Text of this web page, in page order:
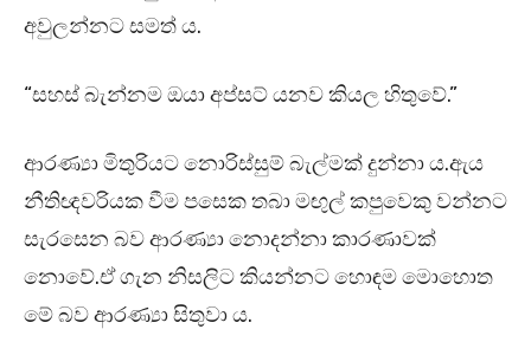
අවුලන්නට සමත් ය.
“සහස් බැන්නම ඔයා අප්සට් යනව කියල හිතුවේ.”
ආරණ්‍යා මිතුරියට නොරිස්සුම් බැල්මක් දුන්නා ය.ඇය
නීතිඥවරියක වීම පසෙක තබා මඟුල් කපුවෙකු වන්නට
සැරසෙන බව ආරණ්‍යා නොදන්නා කාරණාවක්
නොවේ.ඒ ගැන නිසලිට කියන්නට හොඳම මොහොත
මේ බව ආරණ්‍යා සිතුවා ය.